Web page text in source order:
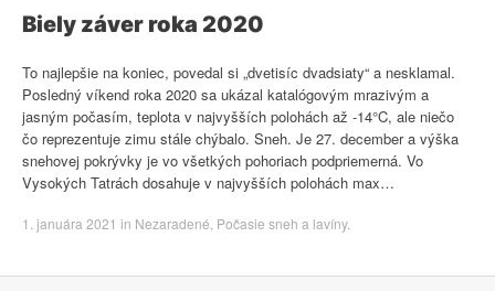
Biely záver roka 2020
To najlepšie na koniec, povedal si „dvetisíc dvadsiaty“ a nesklamal.
Posledný víkend roka 2020 sa ukázal katalógovým mrazivým a
jasným počasím, teplota v najvyšších polohách až -14°C, ale niečo
čo reprezentuje zimu stále chýbalo. Sneh. Je 27. december a výška
snehovej pokrývky je vo všetkých pohoriach podpriemerná. Vo
Vysokých Tatrách dosahuje v najvyšších polohách max…
1. januára 2021 in Nezaradené Počasie sneh a lavíny.